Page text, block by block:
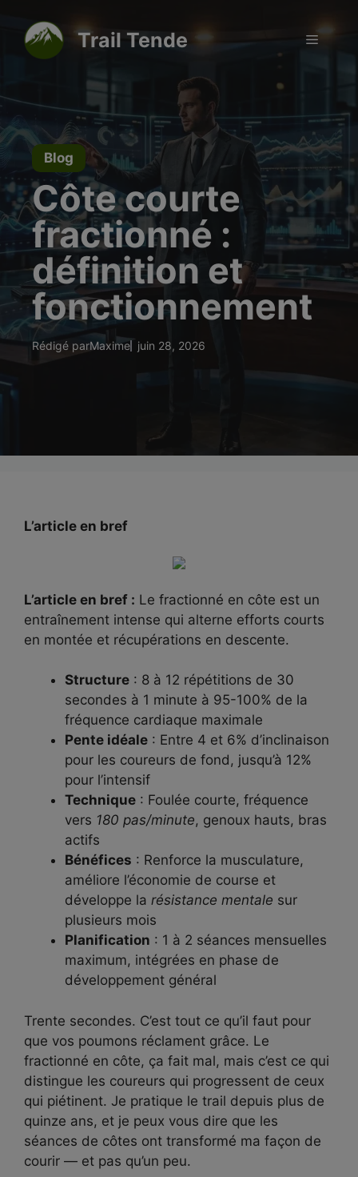
contenu
Trail Tende Menu
Blog
Côte courte
fractionné :
définition et
fonctionnement
Rédigé parMaxime juin 28, 2026
L’article en bref
L’article en bref : Le fractionné en côte est un
entraînement intense qui alterne efforts courts
en montée et récupérations en descente.
Structure : 8 à 12 répétitions de 30
secondes à 1 minute à 95-100% de la
fréquence cardiaque maximale
Pente idéale : Entre 4 et 6% d’inclinaison
pour les coureurs de fond, jusqu’à 12%
pour l’intensif
Technique : Foulée courte, fréquence
vers 180 pas/minute, genoux hauts, bras
actifs
Bénéfices : Renforce la musculature,
améliore l’économie de course et
développe la résistance mentale sur
plusieurs mois
Planification : 1 à 2 séances mensuelles
maximum, intégrées en phase de
développement général
Trente secondes. C’est tout ce qu’il faut pour
que vos poumons réclament grâce. Le
fractionné en côte, ça fait mal, mais c’est ce qui
distingue les coureurs qui progressent de ceux
qui piétinent. Je pratique le trail depuis plus de
quinze ans, et je peux vous dire que les
séances de côtes ont transformé ma façon de
courir — et pas qu’un peu.